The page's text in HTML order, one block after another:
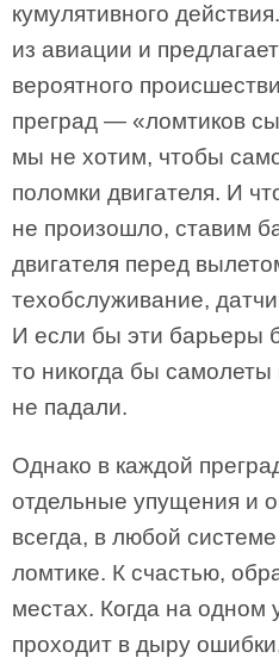
кумулятивного
из авиации и
вероятного
преград — «ломтиков
мы не хотим, чтобы
поломки двигателя. И
не произошло, ставим
двигателя перед
техобслуживание,
И если бы эти барьеры
то никогда бы самолеты
не падали.
Однако в каждой
отдельные упущения и
всегда, в любой
ломтике. К счастью,
местах. Когда на одном
проходит в дыру